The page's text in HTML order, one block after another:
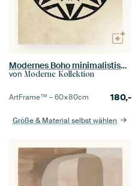
Modernes Boho minimalistisches Interieur
von Moderne Kollektion
ArtFrame™ –60×80cm 180,-
Größe & Material selbst wählen